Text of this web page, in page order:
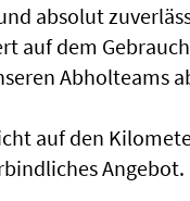
absolut
auf dem
Abholteams
auf den
Angebot.